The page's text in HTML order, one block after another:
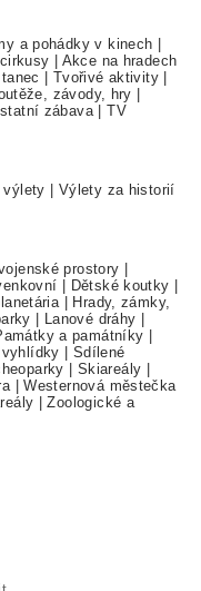
a pohádky v kinech
Akce na hradech
Tvořivé aktivity
závody, hry
zábava |TV
výlety
Výlety za historií
prostory
Dětské koutky
Hrady, zámky,
Lanové dráhy
a památníky
vyhlídky
Sdílené
Skiareály
|Westernová městečka
|Zoologické a